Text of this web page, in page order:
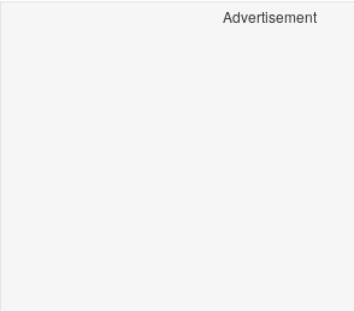
Advertisement